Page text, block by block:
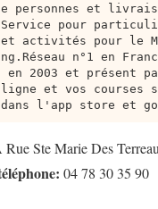
personnes et
pour
activités pour le
n°1 en
en 2003 et présent
et vos courses
l'app store et
Rue Ste Marie Des
04 78 30 35 90